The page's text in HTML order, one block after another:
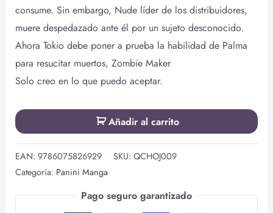
consume. Sin embargo, Nude líder de los distribuidores,
muere despedazado ante él por un sujeto desconocido.
Ahora Tokio debe poner a prueba la habilidad de Palma
para resucitar muertos, Zombie Maker
Solo creo en lo que puedo aceptar.
Añadir al carrito
EAN: 9786075826929 SKU: QCHOJ009
Categoría: Panini Manga
Pago seguro garantizado